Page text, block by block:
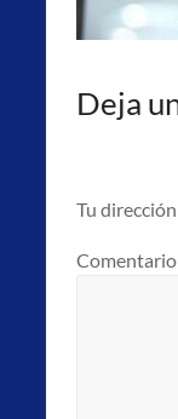
punto
atención
Deja
Tu
Comentario